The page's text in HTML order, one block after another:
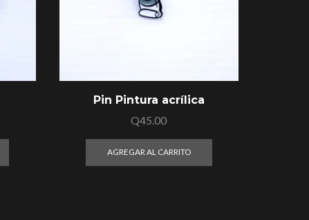
Pin Pintura acrílica
Q45.00
AGREGAR AL CARRITO